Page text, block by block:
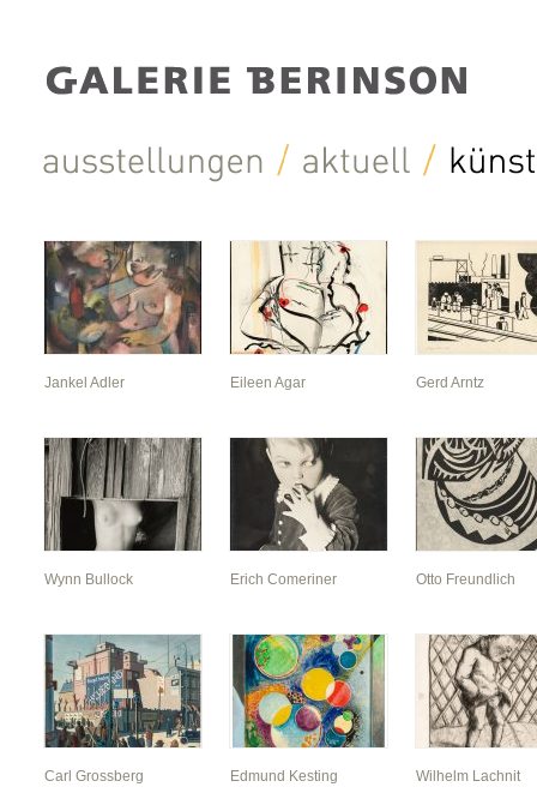
Jankel Adler Eileen Agar Gerd Arntz
Wynn Bullock Erich Comeriner Otto Freundlich
Carl Grossberg Edmund Kesting Wilhelm Lachnit